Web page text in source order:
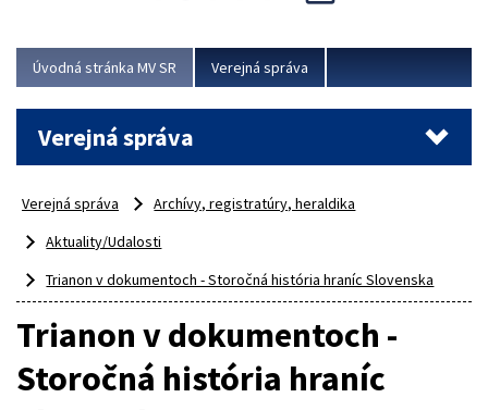
Viac
Úvodná stránka MV SR Verejná správa
Verejná správa
Verejná správa
Archívy, registratúry, heraldika
Aktuality/Udalosti
Trianon v dokumentoch - Storočná história hraníc Slovenska
Trianon v dokumentoch -
Storočná história hraníc